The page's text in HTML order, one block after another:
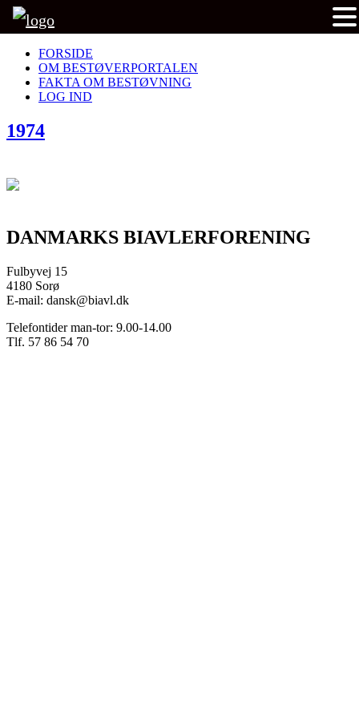
FORSIDE
OM BESTØVERPORTALEN
FAKTA OM BESTØVNING
LOG IND
1974
DANMARKS BIAVLERFORENING
Fulbyvej 15
4180 Sorø
E-mail: dansk@biavl.dk
Telefontider man-tor: 9.00-14.00
Tlf. 57 86 54 70